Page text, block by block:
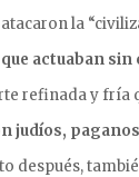
la
actuaban
refinada y fría
judíos,
después,